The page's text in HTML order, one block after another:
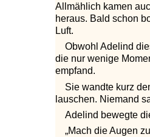
Allmählich kamen
heraus. Bald schon
Luft.
Obwohl Adelind
die nur wenige
empfand.
Sie wandte kurz
lauschen. Niemand
Adelind bewegte
„Mach die Augen